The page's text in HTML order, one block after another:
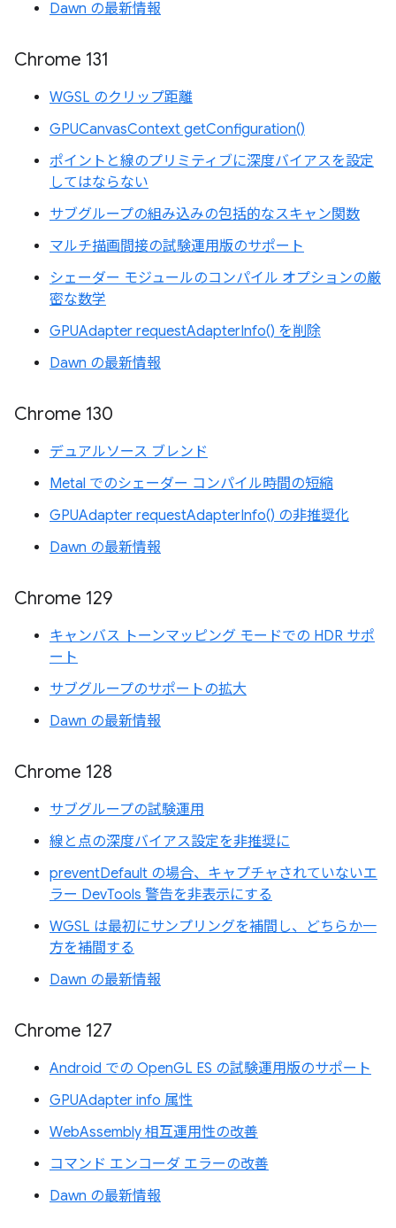
Dawn の最新情報
Chrome 131
WGSL のクリップ距離
GPUCanvasContext getConfiguration()
ポイントと線のプリミティブに深度バイアスを設定
してはならない
サブグループの組み込みの包括的なスキャン関数
マルチ描画間接の試験運用版のサポート
シェーダー モジュールのコンパイル オプションの厳
密な数学
GPUAdapter requestAdapterInfo() を削除
Dawn の最新情報
Chrome 130
デュアルソース ブレンド
Metal でのシェーダー コンパイル時間の短縮
GPUAdapter requestAdapterInfo() の非推奨化
Dawn の最新情報
Chrome 129
キャンバス トーンマッピング モードでの HDR サポ
ート
サブグループのサポートの拡大
Dawn の最新情報
Chrome 128
サブグループの試験運用
線と点の深度バイアス設定を非推奨に
preventDefault の場合、キャプチャされていないエ
ラー DevTools 警告を非表示にする
WGSL は最初にサンプリングを補間し、どちらか一
方を補間する
Dawn の最新情報
Chrome 127
Android での OpenGL ES の試験運用版のサポート
GPUAdapter info 属性
WebAssembly 相互運用性の改善
コマンド エンコーダ エラーの改善
Dawn の最新情報